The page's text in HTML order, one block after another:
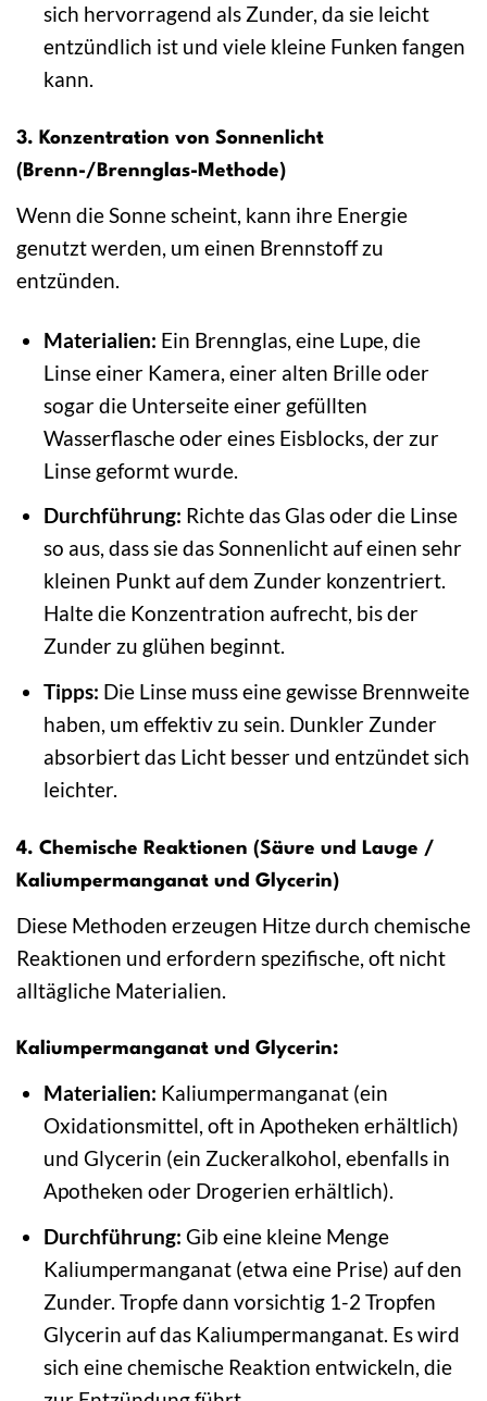
sich hervorragend als Zunder, da sie leicht
entzündlich ist und viele kleine Funken fangen
kann.
3. Konzentration von Sonnenlicht
(Brenn-/Brennglas-Methode)
Wenn die Sonne scheint, kann ihre Energie
genutzt werden, um einen Brennstoff zu
entzünden.
Materialien: Ein Brennglas, eine Lupe, die
Linse einer Kamera, einer alten Brille oder
sogar die Unterseite einer gefüllten
Wasserflasche oder eines Eisblocks, der zur
Linse geformt wurde.
Durchführung: Richte das Glas oder die Linse
so aus, dass sie das Sonnenlicht auf einen sehr
kleinen Punkt auf dem Zunder konzentriert.
Halte die Konzentration aufrecht, bis der
Zunder zu glühen beginnt.
Tipps: Die Linse muss eine gewisse Brennweite
haben, um effektiv zu sein. Dunkler Zunder
absorbiert das Licht besser und entzündet sich
leichter.
4. Chemische Reaktionen (Säure und Lauge /
Kaliumpermanganat und Glycerin)
Diese Methoden erzeugen Hitze durch chemische
Reaktionen und erfordern spezifische, oft nicht
alltägliche Materialien.
Kaliumpermanganat und Glycerin:
Materialien: Kaliumpermanganat (ein
Oxidationsmittel, oft in Apotheken erhältlich)
und Glycerin (ein Zuckeralkohol, ebenfalls in
Apotheken oder Drogerien erhältlich).
Durchführung: Gib eine kleine Menge
Kaliumpermanganat (etwa eine Prise) auf den
Zunder. Tropfe dann vorsichtig 1-2 Tropfen
Glycerin auf das Kaliumpermanganat. Es wird
sich eine chemische Reaktion entwickeln, die